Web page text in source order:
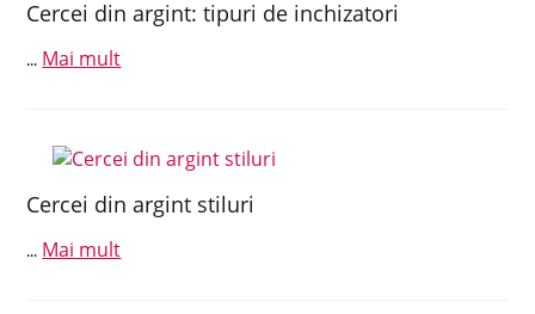
Cercei din argint: tipuri de inchizatori
... Mai mult
Cercei din argint stiluri
... Mai mult